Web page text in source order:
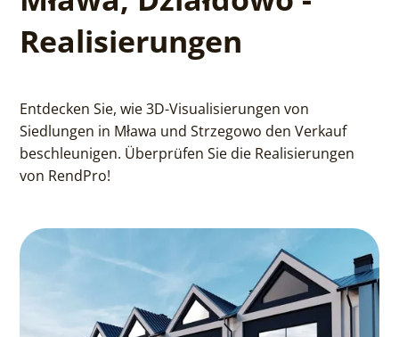
Realisierungen
Entdecken Sie, wie 3D-Visualisierungen von
Siedlungen in Mława und Strzegowo den Verkauf
beschleunigen. Überprüfen Sie die Realisierungen
von RendPro!